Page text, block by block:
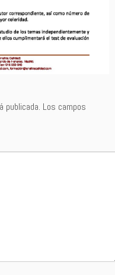
publicada. Los campos